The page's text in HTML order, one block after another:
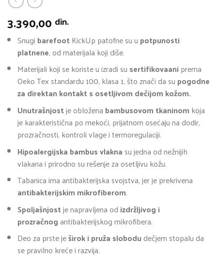
3.390,00 din.
Snugi barefootKickUp patofne su u potpunosti
platnene, od materijala koji diše.
Materijali koji se koriste u izradi su sertifikovaani prema
Oeko Tex standardu 100, klasa 1, što znači da su pogodne
za direktan kontakt s osetljivom dečijom kožom.
Unutrašnjostje obložena bambusovom tkaninom koja
je karakteristična po mekoći, prijatnom osećaju na dodir,
prozračnosti, kontroli vlage i termoregulaciji.
Hipoalergijska bambus vlakna su jedna od nežnijih
vlakana i prirodno su rešenje za osetljivu kožu.
Tabanica ima antibakterijska svojstva, jer je prekrivena
antibakterijskim mikrofiberom.
Spoljašnjostje napravljena od izdržljivog i
prozračnogantibakterijskog mikrofibera.
Deo za prste ješirok i pruža slobodu dečjem stopalu da
se pravilno kreće i razvija.